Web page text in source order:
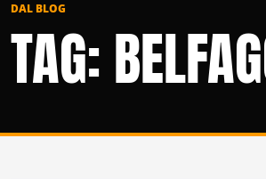
DAL BLOG
TAG: